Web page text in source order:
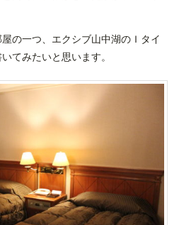
の一つ、エクシブ山中湖のＩタイ
てみたいと思います。